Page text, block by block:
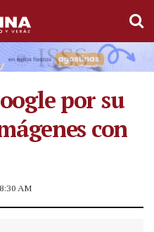
por su
con
AM